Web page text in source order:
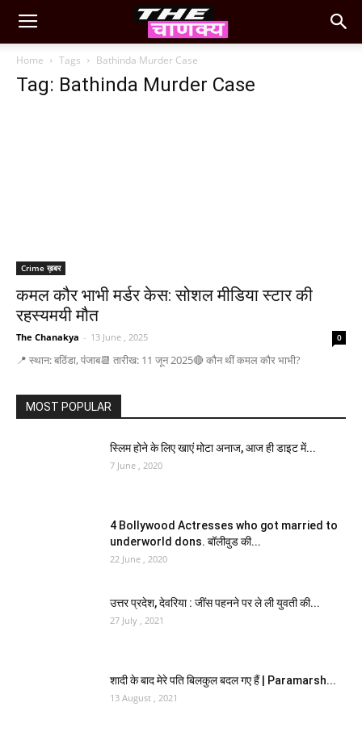
Home Tags Bathinda Murder Case
Tag: Bathinda Murder Case
Crime ख़बर
कमल कौर भाभी मर्डर केस: सोशल मीडिया स्टार की
रहस्यमयी मौत
The Chanakya - 13 June , 2025 0
📍 स्थान: बठिंडा, पंजाब📆 तारीख: 11 जून 2025🔴 कौन थीं कमल कौर भाभी?
MOST POPULAR
स्लिम होने के लिए खाएं मोटा अनाज, आज ही डाइट में...
7 June , 2020
4 Bollywood Actresses who got married to
underworld dons. बॉलीवुड की...
22 June , 2020
उत्तर प्रदेश, देवरिया : जींस पहनने पर ले ली युवती की...
27 July , 2021
शादी के बाद मेरे पति बिलकुल बदल गए हैं | Paramarsh...
13 August , 2021